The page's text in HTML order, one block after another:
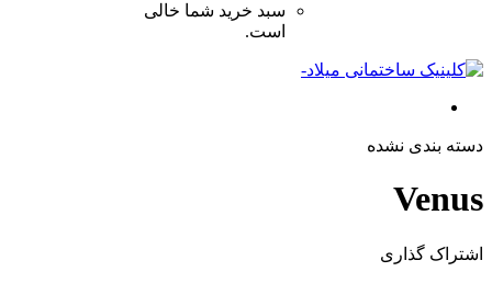
سبد خرید شما خالی
است.
دسته بندی نشده
Venus
اشتراک ‌گذاری